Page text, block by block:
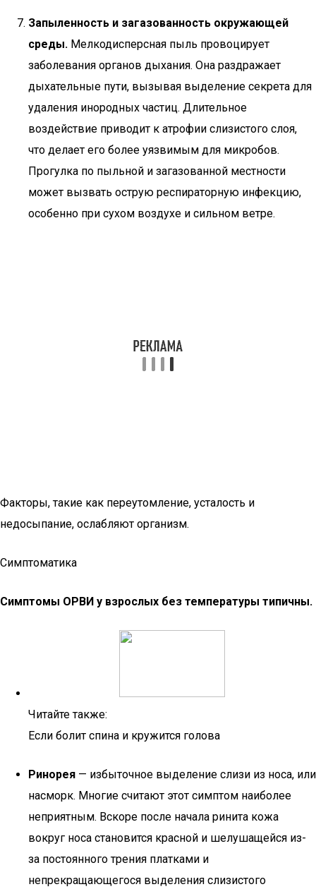
Запыленность и загазованность окружающей
среды. Мелкодисперсная пыль провоцирует
заболевания органов дыхания. Она раздражает
дыхательные пути, вызывая выделение секрета для
удаления инородных частиц. Длительное
воздействие приводит к атрофии слизистого слоя,
что делает его более уязвимым для микробов.
Прогулка по пыльной и загазованной местности
может вызвать острую респираторную инфекцию,
особенно при сухом воздухе и сильном ветре.
Факторы, такие как переутомление, усталость и
недосыпание, ослабляют организм.
Симптоматика
Симптомы ОРВИ у взрослых без температуры типичны.
Читайте также:
Если болит спина и кружится голова
Ринорея — избыточное выделение слизи из носа, или
насморк. Многие считают этот симптом наиболее
неприятным. Вскоре после начала ринита кожа
вокруг носа становится красной и шелушащейся из-
за постоянного трения платками и
непрекращающегося выделения слизистого